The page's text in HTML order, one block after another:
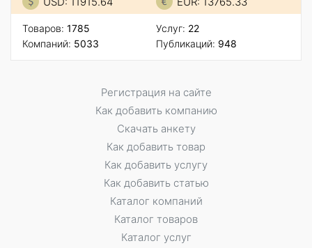
Товаров: 1785
Компаний: 5033
Услуг: 22
Публикаций: 948
Регистрация на сайте
Как добавить компанию
Скачать анкету
Как добавить товар
Как добавить услугу
Как добавить статью
Каталог компаний
Каталог товаров
Каталог услуг